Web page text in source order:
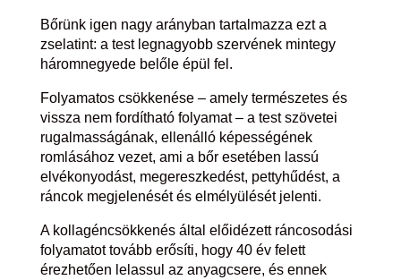
Bőrünk igen nagy arányban tartalmazza ezt a
zselatint: a test legnagyobb szervének mintegy
háromnegyede belőle épül fel.
Folyamatos csökkenése – amely természetes és
vissza nem fordítható folyamat – a test szövetei
rugalmasságának, ellenálló képességének
romlásához vezet, ami a bőr esetében lassú
elvékonyodást, megereszkedést, pettyhűdést, a
ráncok megjelenését és elmélyülését jelenti.
A kollagéncsökkenés által előidézett ráncosodási
folyamatot tovább erősíti, hogy 40 év felett
érezhetően lelassul az anyagcsere, és ennek